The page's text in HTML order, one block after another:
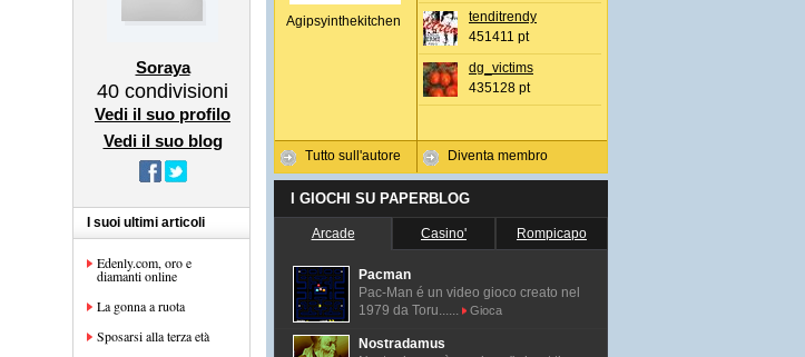
Soraya
40 condivisioni
Vedi il suo profilo
Vedi il suo blog
I suoi ultimi articoli
Edenly.com, oro e
diamanti online
La gonna a ruota
Sposarsi alla terza età
Agipsyinthekitchen
Tutto sull'autore
tenditrendy
451411 pt
dg_victims
435128 pt
Diventa membro
I GIOCHI SU PAPERBLOG
Arcade Casino' Rompicapo
Pacman
Pac-Man é un video gioco creato nel
1979 da Toru......
Gioca
Nostradamus